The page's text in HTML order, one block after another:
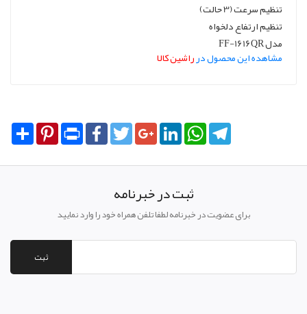
تنظیم سرعت (3 حالت)
تنظیم ارتفاع دلخواه
مدل FF-1616QR
مشاهده این محصول درراشین کالا
Share PinterestPrint FacebookTwitterGoogle+LinkedInWhatsApp
ثبت در خبرنامه
برای عضویت در خبرنامه لطفا تلفن همراه خود را وارد نمایید
ثبت